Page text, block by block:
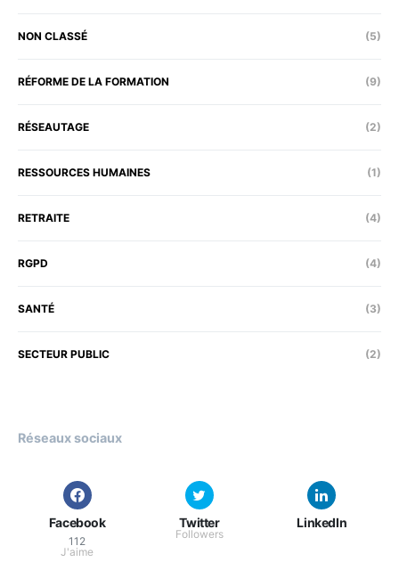
NON CLASSÉ (5)
RÉFORME DE LA FORMATION (9)
RÉSEAUTAGE (2)
RESSOURCES HUMAINES (1)
RETRAITE (4)
RGPD (4)
SANTÉ (3)
SECTEUR PUBLIC (2)
Réseaux sociaux
Facebook
112
J'aime
Twitter
Followers
LinkedIn